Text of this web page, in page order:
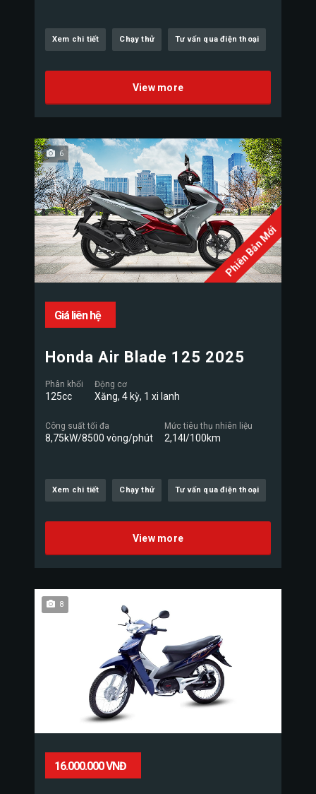
Xem chi tiết Chạy thử Tư vấn qua điện thoại
View more
Phiên Bản Mới
6
Giá liên hệ
Honda Air Blade 125 2025
Phân khối
125cc
Động cơ
Xăng, 4 kỳ, 1 xi lanh
Công suất tối đa
8,75kW/8500 vòng/phút
Mức tiêu thụ nhiên liệu
2,14l/100km
Xem chi tiết Chạy thử Tư vấn qua điện thoại
View more
8
16.000.000 VNĐ